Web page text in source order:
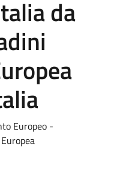
da
Europeo -